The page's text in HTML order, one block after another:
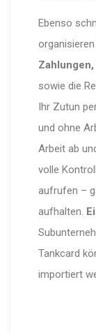
Ebenso
sowie die
Ihr Zutun
und ohne
Arbeit ab
volle
aufrufen –
aufhalten.
Tankcard
importiert